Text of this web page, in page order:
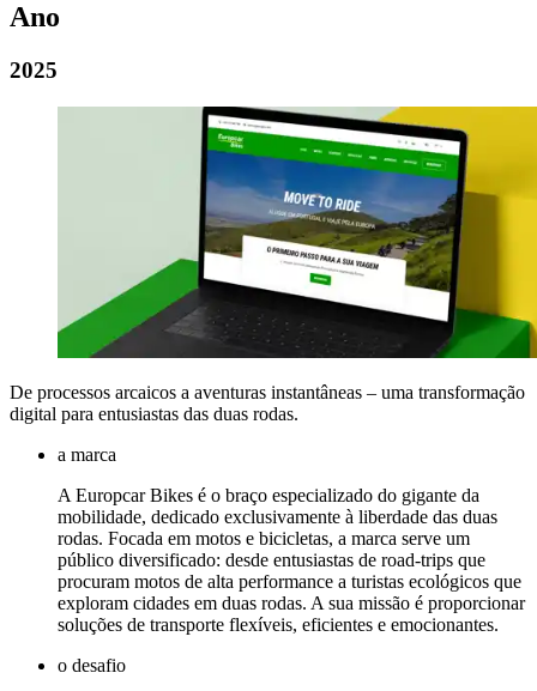
Ano
2025
De processos arcaicos a aventuras instantâneas – uma transformação
digital para entusiastas das duas rodas.
a marca
A Europcar Bikes é o braço especializado do gigante da
mobilidade, dedicado exclusivamente à liberdade das duas
rodas. Focada em motos e bicicletas, a marca serve um
público diversificado: desde entusiastas de road-trips que
procuram motos de alta performance a turistas ecológicos que
exploram cidades em duas rodas. A sua missão é proporcionar
soluções de transporte flexíveis, eficientes e emocionantes.
o desafio